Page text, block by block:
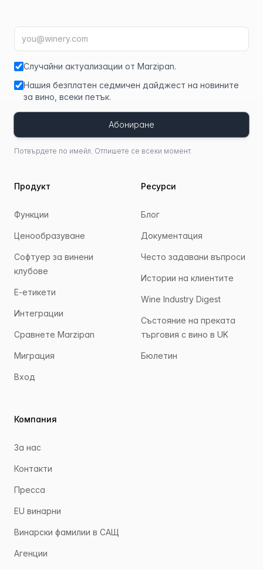
Имейл адрес
Случайни актуализации от Marzipan.
Нашия безплатен седмичен дайджест на новините
за вино, всеки петък.
Абониране
Потвърдете по имейл. Отпишете се всеки момент.
Продукт
Функции
Ценообразуване
Софтуер за винени
клубове
Е-етикети
Интеграции
Сравнете Marzipan
Миграция
Вход
Ресурси
Блог
Документация
Често задавани въпроси
Истории на клиентите
Wine Industry Digest
Състояние на преката
търговия с вино в UK
Бюлетин
Компания
За нас
Контакти
Пресса
EU винарни
Винарски фамилии в САЩ
Агенции